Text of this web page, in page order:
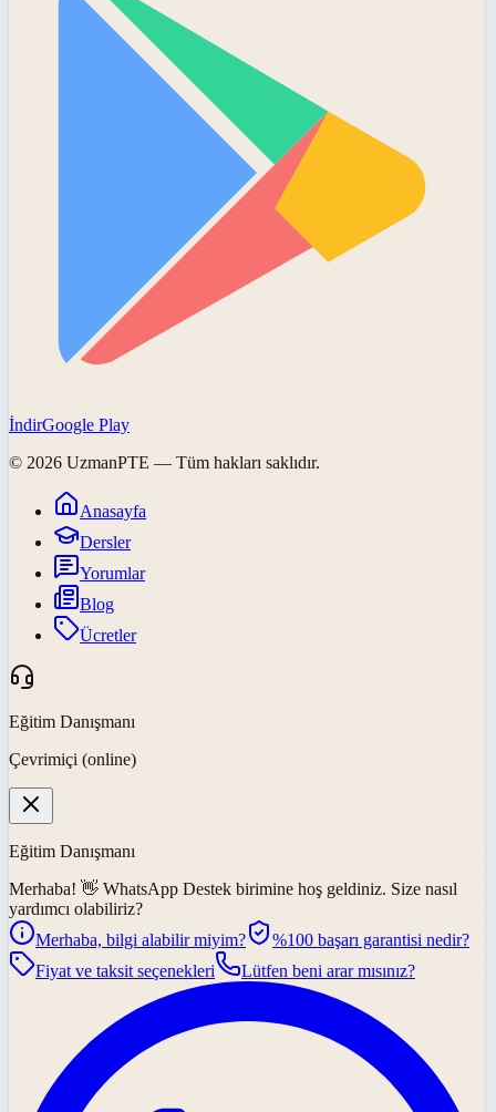
İndirGoogle Play
© 2026 UzmanPTE — Tüm hakları saklıdır.
Anasayfa
Dersler
Yorumlar
Blog
Ücretler
Eğitim Danışmanı
Çevrimiçi (online)
Eğitim Danışmanı
Merhaba! 👋 WhatsApp Destek birimine hoş geldiniz. Size nasıl
yardımcı olabiliriz?
Merhaba, bilgi alabilir miyim?
%100 başarı garantisi nedir?
Fiyat ve taksit seçenekleri
Lütfen beni arar mısınız?